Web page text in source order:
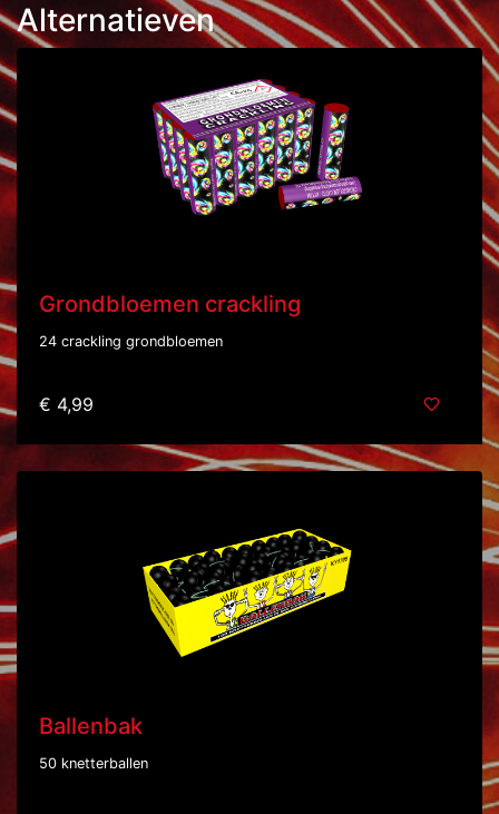
Alternatieven
Grondbloemen crackling
24 crackling grondbloemen
€ 4,99
Ballenbak
50 knetterballen